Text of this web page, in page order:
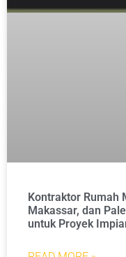
Kontraktor Rumah
Makassar, dan
untuk Proyek